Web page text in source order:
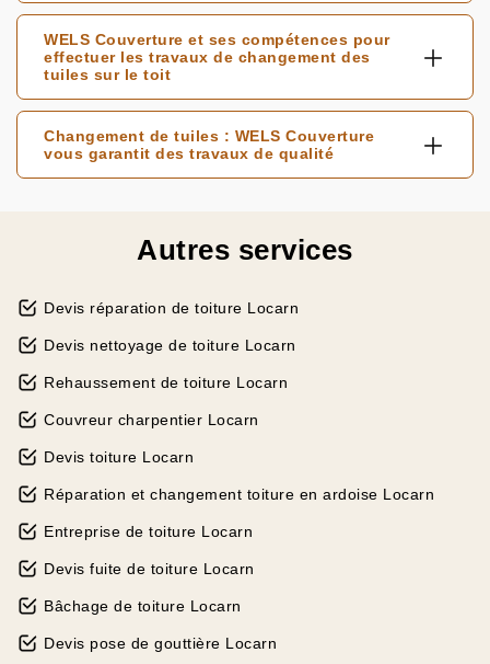
WELS Couverture et ses compétences pour
effectuer les travaux de changement des
tuiles sur le toit
Changement de tuiles : WELS Couverture
vous garantit des travaux de qualité
Autres services
Devis réparation de toiture Locarn
Devis nettoyage de toiture Locarn
Rehaussement de toiture Locarn
Couvreur charpentier Locarn
Devis toiture Locarn
Réparation et changement toiture en ardoise Locarn
Entreprise de toiture Locarn
Devis fuite de toiture Locarn
Bâchage de toiture Locarn
Devis pose de gouttière Locarn